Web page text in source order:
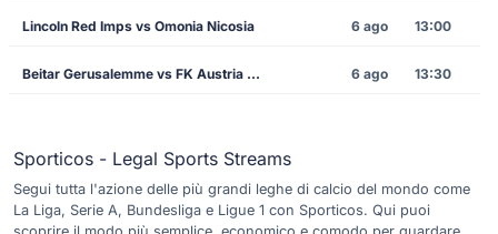
Lincoln Red Imps vs Omonia Nicosia 6 ago 13:00
Beitar Gerusalemme vs FK Austria Wien 6 ago 13:30
Sporticos - Legal Sports Streams
Segui tutta l'azione delle più grandi leghe di calcio del mondo come
La Liga, Serie A, Bundesliga e Ligue 1 con Sporticos. Qui puoi